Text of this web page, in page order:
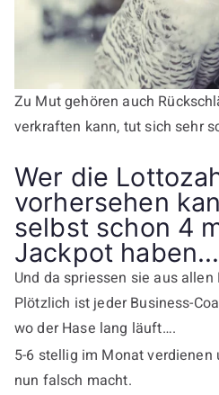
Zu Mut gehören auch
verkraften kann, tut sich sehr
Wer die
vorhersehen
selbst schon 4
Jackpot haben...
Und da spriessen sie aus allen
Plötzlich ist jeder Business-
wo der Hase lang läuft….
5-6 stellig im Monat verdienen
nun falsch macht.